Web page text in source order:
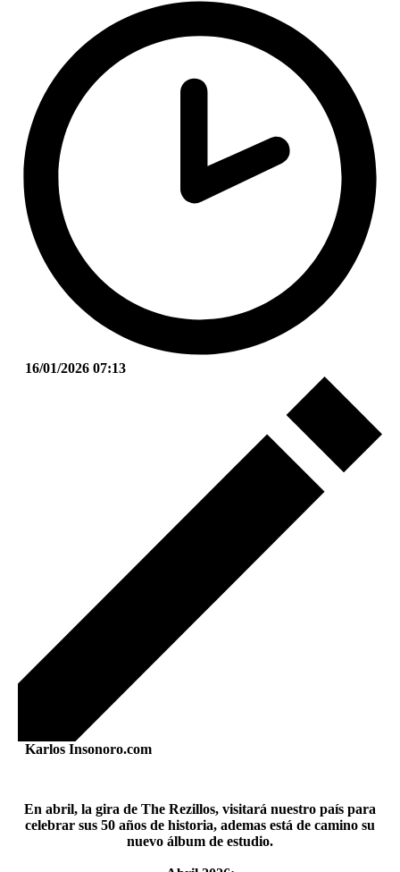
16/01/2026 07:13
Karlos Insonoro.com
En abril, la gira de The Rezillos, visitará nuestro país para
celebrar sus 50 años de historia, ademas está de camino su
nuevo álbum de estudio.